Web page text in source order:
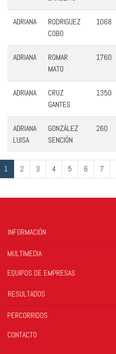
ADRIANA
RODRIGUEZ
COBO
1068
ADRIANA
ROMAR
MATO
1760
ADRIANA
CRUZ
GANTES
1350
ADRIANA
LUISA
GONZÁLEZ
SENCIÓN
260
1 2 3 4 5 6 7
INFORMACIÓN
MULTIMEDIA
EQUIPOS DE EMPRESAS
RESULTADOS
PERCORRIDOS
CONTACTO